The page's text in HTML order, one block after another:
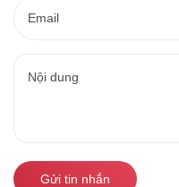
Gửi tin nhắn